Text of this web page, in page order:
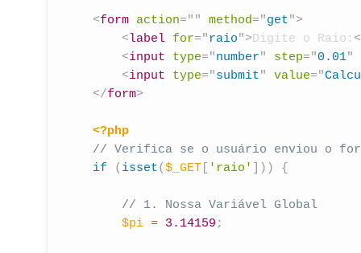
<form action=" " method="get">
<label for="raio">Digite o Raio:
<input type="number" step="0.01"
<input type="submit" value="
</form>
<?php
// Verifica se o usuário enviou o
if
( isset($_GET 'raio' ) ) {
// 1. Nossa Variável Global
$pi = 3.14159 ;